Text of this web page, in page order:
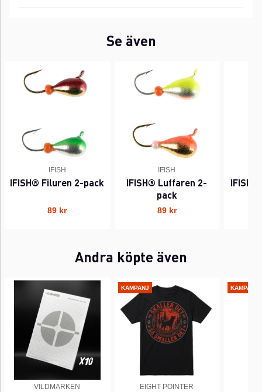
Se även
IFISH
IFISH® Filuren 2-pack
89 kr
IFISH
IFISH® Luffaren 2-
pack
89 kr
Andra köpte även
VILDMARKEN
KAMPANJ
EIGHT POINTER
KAMPANJ